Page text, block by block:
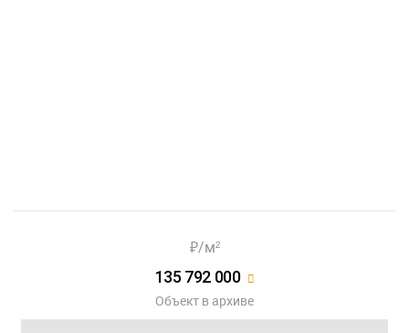
₽/м²
135 792 000
Объект в архиве